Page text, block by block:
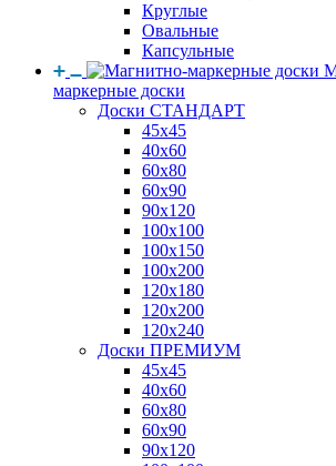
Круглые
Овальные
Капсульные
маркерные доски
Доски СТАНДАРТ
45x45
40x60
60x80
60x90
90x120
100x100
100x150
100x200
120x180
120x200
120x240
Доски ПРЕМИУМ
45x45
40x60
60x80
60x90
90x120